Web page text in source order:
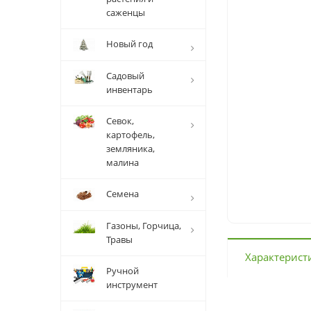
саженцы
Новый год
Садовый
инвентарь
Севок,
картофель,
земляника,
малина
Семена
Газоны, Горчица,
Травы
Ручной
инструмент